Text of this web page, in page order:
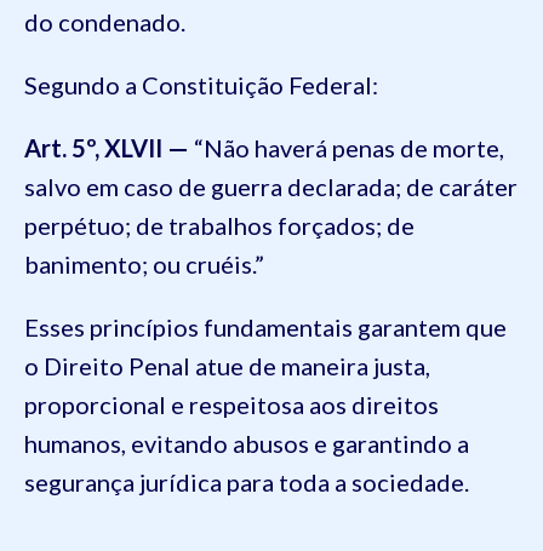
do condenado.
Segundo a Constituição Federal:
Art. 5º, XLVII — “Não haverá penas de morte,
salvo em caso de guerra declarada; de caráter
perpétuo; de trabalhos forçados; de
banimento; ou cruéis.”
Esses princípios fundamentais garantem que
o Direito Penal atue de maneira justa,
proporcional e respeitosa aos direitos
humanos, evitando abusos e garantindo a
segurança jurídica para toda a sociedade.